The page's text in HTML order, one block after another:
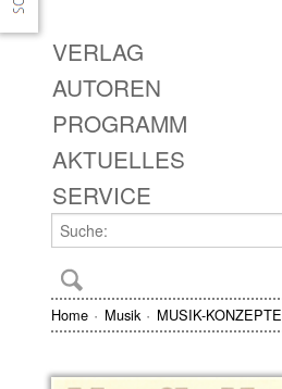
VERLAG
AUTOREN
PROGRAMM
AKTUELLES
SERVICE
Home Musik MUSIK-KONZEPTE